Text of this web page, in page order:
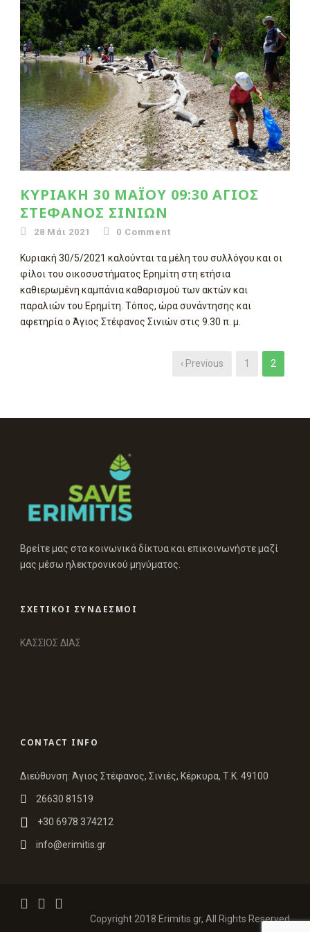
ΚΥΡΙΑΚΉ 30 ΜΑΪ́ΟΥ 09:30 ΆΓΙΟΣ
ΣΤΈΦΑΝΟΣ ΣΙΝΙΏΝ
28 Μάι 2021 0 Comment
Κυριακή 30/5/2021 καλούνται τα μέλη του συλλόγου και οι
φίλοι του οικοσυστήματος Ερημίτη στη ετήσια
καθιερωμένη καμπάνια καθαρισμού των ακτών και
παραλιών του Ερημίτη. Τόπος, ώρα συνάντησης και
αφετηρία ο Άγιος Στέφανος Σινιών στις 9.30 π. μ.
‹ Previous 1 2
Βρείτε μας στα κοινωνικά δίκτυα και επικοινωνήστε μαζί
μας μέσω ηλεκτρονικού μηνύματος.
ΣΧΕΤΙΚΟΙ ΣΥΝΔΕΣΜΟΙ
ΚΑΣΣΙΟΣ ΔΙΑΣ
CONTACT INFO
Διεύθυνση: Άγιος Στέφανος, Σινιές, Κέρκυρα, Τ.Κ. 49100
26630 81519
+30 6978 374212
info@erimitis.gr
Copyright 2018 Erimitis.gr, All Rights Reserved